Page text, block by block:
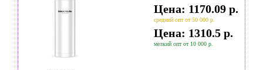
Цена: 1170.09 р.
средний опт от 50 000 р.
Цена: 1310.5 р.
мелкий опт от 10 000 р.